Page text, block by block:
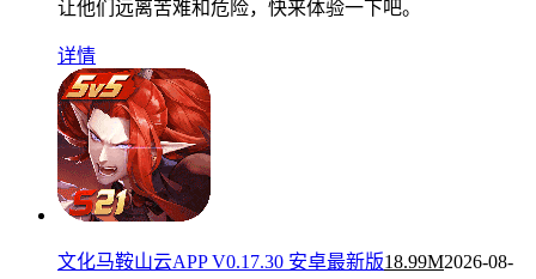
让他们远离苦难和危险，快来体验一下吧。
详情
文化马鞍山云APP V0.17.30 安卓最新版18.99M2026-08-